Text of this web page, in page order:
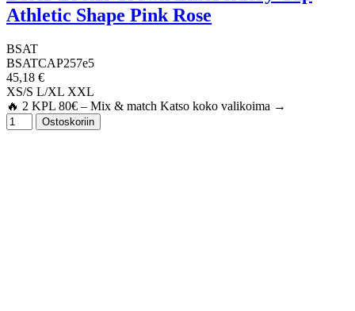
Athletic Shape Pink Rose
BSAT
BSATCAP257e5
45,18 €
XS/S L/XL XXL
🔥 2 KPL 80€ – Mix & match Katso koko valikoima →
Ostoskoriin